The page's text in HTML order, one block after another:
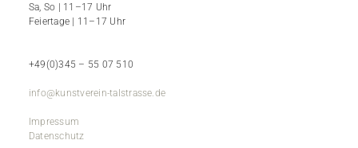
Sa, So | 11–17 Uhr
Feiertage | 11–17 Uhr
+49(0)345 – 55 07 510
info@kunstverein-talstrasse.de
Impressum
Datenschutz